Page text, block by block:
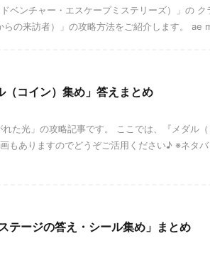
ベンチャー・エスケープミステリーズ）」の ク
の来訪者）」の攻略方法をご紹介します。 ae
コイン）集め」答えまとめ
た光」の攻略記事です。 ここでは、『メダル
もありますのでどうぞご活用ください♪ ※ネタ
テージの答え・シール集め」まとめ